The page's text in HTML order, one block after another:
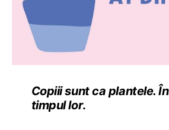
Copiii sunt ca plantele.
timpul lor.